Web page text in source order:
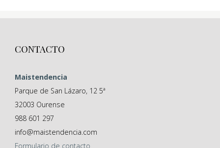
CONTACTO
Maistendencia
Parque de San Lázaro, 12 5ª
32003 Ourense
988 601 297
info@maistendencia.com
Formulario de contacto